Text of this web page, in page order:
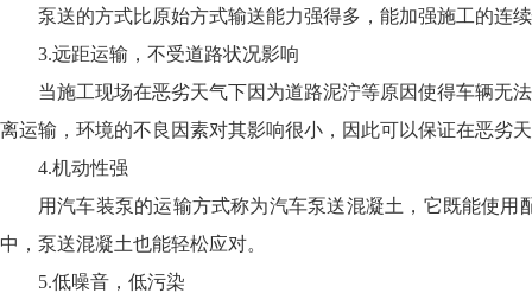
泵送的方式比原始方式输送能力强得多，能加强施工的连
3.远距运输，不受道路状况影响
当施工现场在恶劣天气下因为道路泥泞等原因使得车辆无
离运输，环境的不良因素对其影响很小，因此可以保证在恶劣
4.机动性强
用汽车装泵的运输方式称为汽车泵送混凝土，它既能使
中，泵送混凝土也能轻松应对。
5.低噪音，低污染